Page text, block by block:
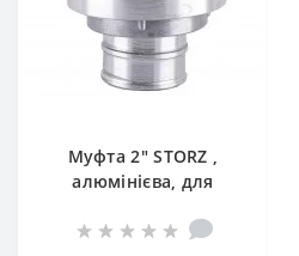
Муфта 2″ STORZ ,
алюмінієва, для
дренажу